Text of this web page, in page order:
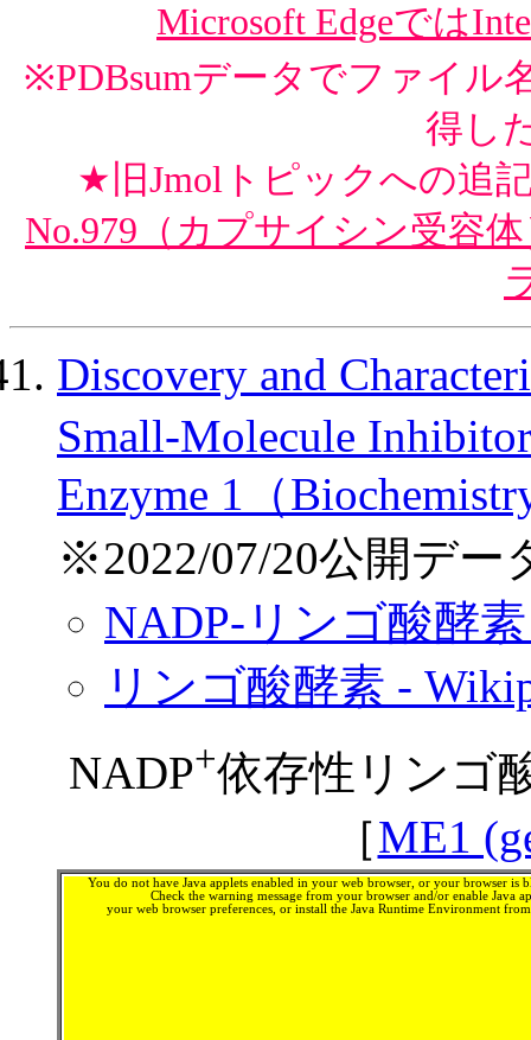
Microsoft Edgeでは
※PDBsumデータでファイル
得し
★旧Jmolトピックへの
No.979（カプサイシン受容
Discovery and
Small-Molecule
Enzyme 1（
※2022/07/20公開デー
NADP-リンゴ酸酵
リンゴ酸酵素 -
NADP+依存性リンゴ
［ME1
You do not have Java applets enabled in your web browser, or your browser is
Check the warning message from your browser and/or enable Java
your web browser preferences, or install the Java Runtime Environment